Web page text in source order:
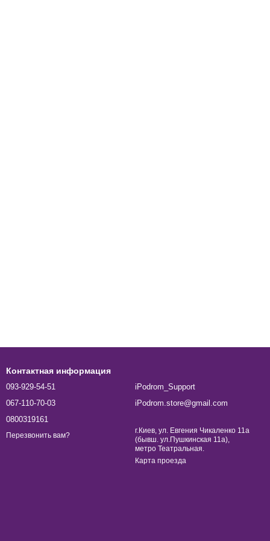
Контактная информация
093-929-54-51
067-110-70-03
0800319161
Перезвонить вам?
iPodrom_Support
iPodrom.store@gmail.com
г.Киев, ул. Евгения Чикаленко 11а
(бывш. ул.Пушкинская 11а),
метро Театральная.
Карта проезда